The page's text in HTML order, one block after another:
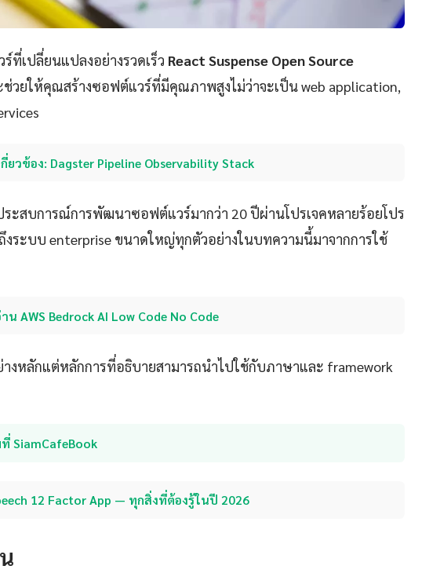
เปลี่ยนแปลงอย่างรวดเร็ว React Suspense Open Source
วยให้คุณสร้างซอฟต์แวร์ที่มีคุณภาพสูงไม่ว่าจะเป็น web application,
ยวข้อง: Dagster Pipeline Observability Stack
ะสบการณ์การพัฒนาซอฟต์แวร์มากว่า 20 ปีผ่านโปรเจคหลายร้อยโปร
งระบบ enterprise ขนาดใหญ่ทุกตัวอย่างในบทความนี้มาจากการใช้
AWS Bedrock AI Low Code No Code
างหลักแต่หลักการที่อธิบายสามารถนำไปใช้กับภาษาและ framework
SiamCafeBook
12 Factor App — ทุกสิ่งที่ต้องรู้ในปี 2026